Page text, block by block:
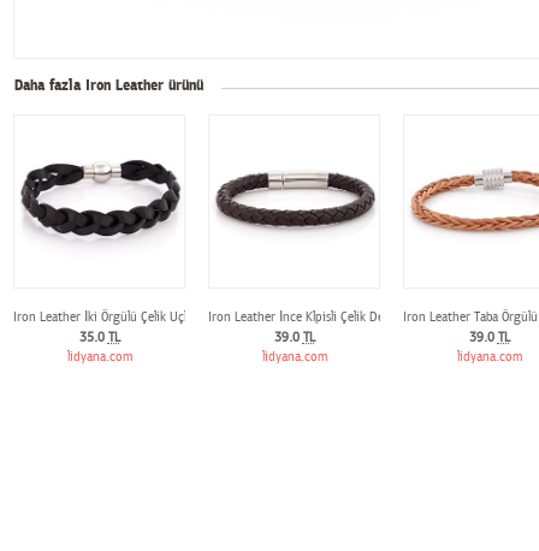
Daha fazla Iron Leather ürünü
Iron Leather İki Örgülü Çelik Uçlu Deri Bileklik
35.0 TL
lidyana.com
Iron Leather İnce Klpisli Çelik Deri Bileklik
39.0 TL
lidyana.com
Iron Leather Taba
39.0 TL
lidyana.com